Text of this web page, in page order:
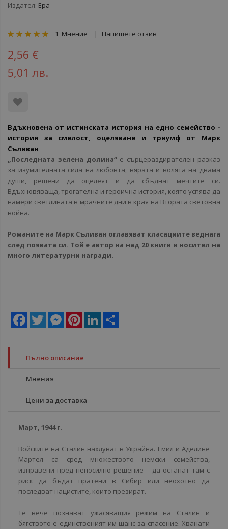
Издател: Ера
рейтинг:
1 Мнение Напишете отзив
2,56 €
5,01 лв.
Вдъхновена от истинската история на едно семейство -
история за смелост, оцеляване и триумф от Марк
Съливан
„Последната зелена долина“е сърцераздирателен разказ
за изумителната сила на любовта, вярата и волята на двама
души, решени да оцелеят и да сбъднат мечтите си.
Вдъхновяваща, трогателна и героична история, която успява да
намери светлината в мрачните дни в края на Втората световна
война.
Романите на Марк Съливан оглавяват класациите веднага
след появата си. Той е автор на над 20 книги и носител на
много литературни награди.
Facebook
Twitter MessengerPinterestLinkedIn
Пълно описание
Мнения
Цени за доставка
Март, 1944 г.
Войските на Сталин нахлуват в Украйна. Емил и Аделине
Мартел са сред множеството немски семейства,
изправени пред непосилно решение – да останат там с
риск да бъдат пратени в Сибир или неохотно да
последват нацистите, които презират.
Те вече познават ужасяващия режим на Сталин и
бягството е единственият им шанс за спасение. Хванати